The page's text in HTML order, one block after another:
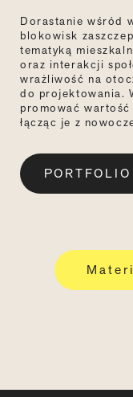
Dorastanie wśród
blokowisk
tematyką
oraz interakcji
wrażliwość na
do projektowania.
promować
łącząc je z